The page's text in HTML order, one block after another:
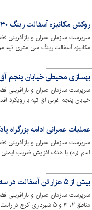
روکش مکانیزه آسفالت رینگ ۳۰ متری اسلام‌آباد انجام شد
سرپرست سازمان عمران و بازآفرینی
مکانیزه آسفالت رینگ سی متری تپه
بهسازی محیطی خیابان پنجم
سرپرست سازمان عمران و بازآفرینی
خیابان پنجم غربی آق تپه با رویکرد
عملیات عمرانی ادامه بزرگراه
سرپرست سازمان عمران و بازآفرینی
امام (ره) با هدف افزایش ضریب
بیش از ۵ هزار تن آسفالت در سه منطقه شهری توزیع شد
سرپرست سازمان عمران و بازآفرینی
مناطق ۲، ۴ و ۵ شهرداری